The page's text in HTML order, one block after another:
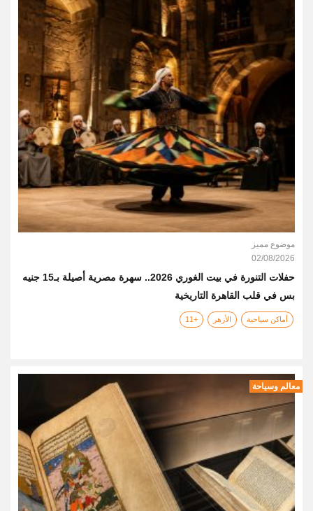
موضوع مميز
02/08/2026
حفلات التنورة في بيت الغوري 2026.. سهرة مصرية أصيلة بـ15 جنيه
بس في قلب القاهرة التاريخية
أماكن سياحية الأزهر +11
معالم وسياحة